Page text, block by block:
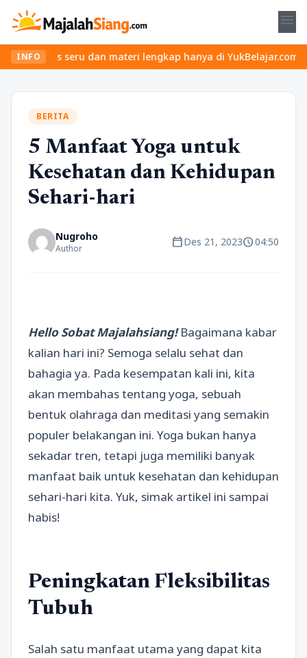
menu
INFOseru dan materi lengkap hanya di YukBelajar.com.
BERITA
5 Manfaat Yoga untuk
Kesehatan dan Kehidupan
Sehari-hari
Nugroho
Author calendar_todayDes 21, 2023schedule04:50
Hello Sobat Majalahsiang!Bagaimana kabar
kalian hari ini? Semoga selalu sehat dan
bahagia ya. Pada kesempatan kali ini, kita
akan membahas tentang yoga, sebuah
bentuk olahraga dan meditasi yang semakin
populer belakangan ini. Yoga bukan hanya
sekadar tren, tetapi juga memiliki banyak
manfaat baik untuk kesehatan dan kehidupan
sehari-hari kita. Yuk, simak artikel ini sampai
habis!
Peningkatan Fleksibilitas
Tubuh
Salah satu manfaat utama yang dapat kita